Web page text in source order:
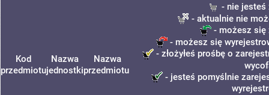
Kod
przedmiotu
Nazwa
jednostki
Nazwa
przedmiotu
- nie jesteś
- aktualnie nie
- możesz się
- możesz się
- złożyłeś prośbę o
- jesteś pomyślnie